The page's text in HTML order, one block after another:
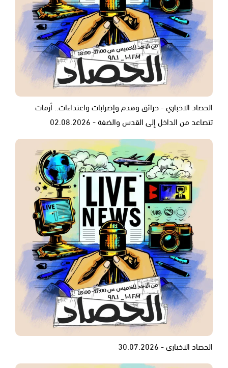
الحصاد الاخباري - حرائق وهدم وإضرابات واعتداءات.. أزمات
تتصاعد من الداخل إلى القدس والضفة - 02.08.2026
الحصاد الاخباري - 30.07.2026